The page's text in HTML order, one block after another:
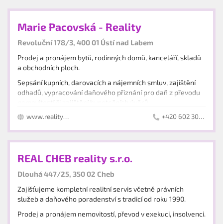
Marie Pacovská - Reality
Revoluční 178/3, 400 01 Ústí nad Labem
Prodej a pronájem bytů, rodinných domů, kanceláří, skladů
a obchodních ploch.
Sepsání kupních, darovacích a nájemních smluv, zajištění
odhadů, vypracování daňového přiznání pro daň z převodu
nemovitostí či zajištění hypotečních úvěrů.
Zajišťujeme správu komerčních nemovitostí.
www.reality-pacovska.cz +420 602 304 664
REAL CHEB reality s.r.o.
Dlouhá 447/25, 350 02 Cheb
Zajišťujeme kompletní realitní servis včetně právních
služeb a daňového poradenství s tradicí od roku 1990.
Prodej a pronájem nemovitostí, převod v exekuci, insolvenci.